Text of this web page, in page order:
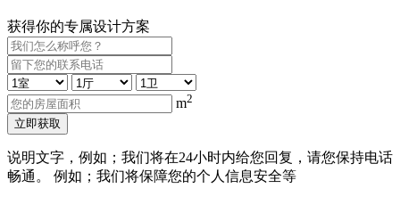
获得你的专属设计方案
m2
立即获取
说明文字，例如；我们将在24小时内给您回复，请您保持电话
畅通。 例如；我们将保障您的个人信息安全等